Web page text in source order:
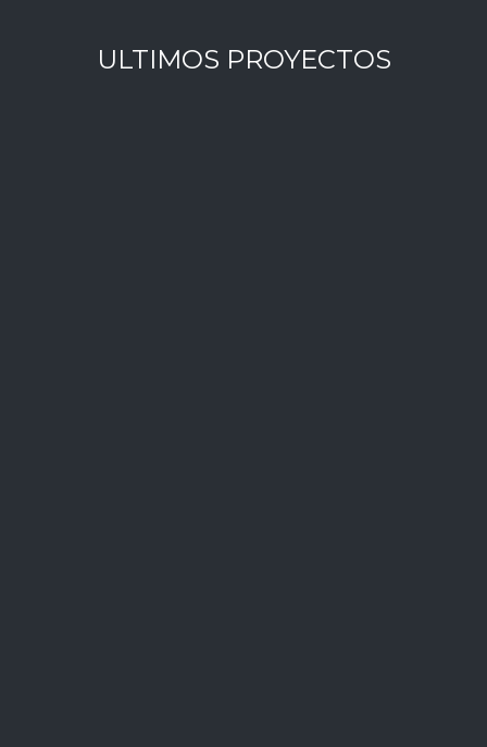
ULTIMOS PROYECTOS